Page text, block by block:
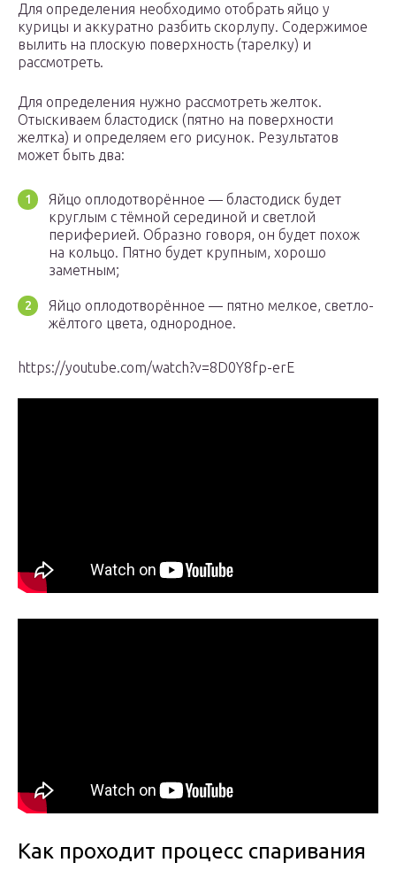
Для определения необходимо отобрать яйцо у
курицы и аккуратно разбить скорлупу. Содержимое
вылить на плоскую поверхность (тарелку) и
рассмотреть.
Для определения нужно рассмотреть желток.
Отыскиваем бластодиск (пятно на поверхности
желтка) и определяем его рисунок. Результатов
может быть два:
Яйцо оплодотворённое — бластодиск будет
круглым с тёмной серединой и светлой
периферией. Образно говоря, он будет похож
на кольцо. Пятно будет крупным, хорошо
заметным;
Яйцо оплодотворённое — пятно мелкое, светло-
жёлтого цвета, однородное.
https://youtube.com/watch?v=8D0Y8fp-erE
Как проходит процесс спаривания